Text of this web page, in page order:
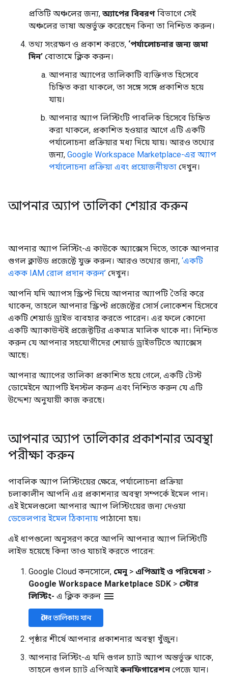
প্রতিটি অঞ্চলের জন্য, অ্যাপের বিবরণ বিভাগে সেই
অঞ্চলের ভাষা অন্তর্ভুক্ত করেছেন কিনা তা নিশ্চিত করুন।
তথ্য সংরক্ষণ ও প্রকাশ করতে, ‘পর্যালোচনার জন্য জমা
দিন’ বোতামে ক্লিক করুন।
আপনার অ্যাপের তালিকাটি ব্যক্তিগত হিসেবে
চিহ্নিত করা থাকলে, তা সঙ্গে সঙ্গে প্রকাশিত হয়ে
যায়।
আপনার অ্যাপ লিস্টিংটি পাবলিক হিসেবে চিহ্নিত
করা থাকলে, প্রকাশিত হওয়ার আগে এটি একটি
পর্যালোচনা প্রক্রিয়ার মধ্য দিয়ে যায়। আরও তথ্যের
জন্য, Google Workspace Marketplace-এর অ্যাপ
পর্যালোচনা প্রক্রিয়া এবং প্রয়োজনীয়তা দেখুন।
আপনার অ্যাপ তালিকা শেয়ার করুন
আপনার অ্যাপ লিস্টিং-এ কাউকে অ্যাক্সেস দিতে, তাকে আপনার
গুগল ক্লাউড প্রজেক্টে যুক্ত করুন। আরও তথ্যের জন্য, ‘একটি
একক IAM রোল প্রদান করুন’ দেখুন।
আপনি যদি অ্যাপস স্ক্রিপ্ট দিয়ে আপনার অ্যাপটি তৈরি করে
থাকেন, তাহলে আপনার স্ক্রিপ্ট প্রজেক্টের সোর্স লোকেশন হিসেবে
একটি শেয়ার্ড ড্রাইভ ব্যবহার করতে পারেন। এর ফলে কোনো
একটি অ্যাকাউন্টই প্রজেক্টটির একমাত্র মালিক থাকে না। নিশ্চিত
করুন যে আপনার সহযোগীদের শেয়ার্ড ড্রাইভটিতে অ্যাক্সেস
আছে।
আপনার অ্যাপের তালিকা প্রকাশিত হয়ে গেলে, একটি টেস্ট
ডোমেইনে অ্যাপটি ইনস্টল করুন এবং নিশ্চিত করুন যে এটি
উদ্দেশ্য অনুযায়ী কাজ করছে।
আপনার অ্যাপ তালিকার প্রকাশনার অবস্থা
পরীক্ষা করুন
পাবলিক অ্যাপ লিস্টিংয়ের ক্ষেত্রে, পর্যালোচনা প্রক্রিয়া
চলাকালীন আপনি এর প্রকাশনার অবস্থা সম্পর্কে ইমেল পান।
এই ইমেলগুলো আপনার অ্যাপ লিস্টিংয়ের জন্য দেওয়া
ডেভেলপার ইমেল ঠিকানায় পাঠানো হয়।
এই ধাপগুলো অনুসরণ করে আপনি আপনার অ্যাপ লিস্টিংটি
লাইভ হয়েছে কিনা তাও যাচাই করতে পারেন:
Google Cloud কনসোলে, মেনু > এপিআই ও পরিষেবা >
Google Workspace Marketplace SDK > স্টোর
লিস্টিং- এ ক্লিক করুন menu
স্টোর তালিকায় যান
পৃষ্ঠার শীর্ষে আপনার প্রকাশনার অবস্থা খুঁজুন।
আপনার লিস্টিং-এ যদি গুগল চ্যাট অ্যাপ অন্তর্ভুক্ত থাকে,
তাহলে গুগল চ্যাট এপিআইকনফিগারেশন পেজে যান।